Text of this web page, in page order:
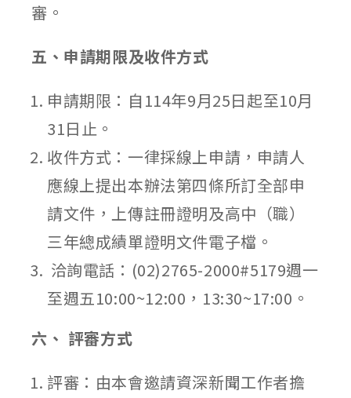
審。
五、申請期限及收件方式
申請期限：自114年9月25日起至10月
31日止。
收件方式：一律採線上申請，申請人
應線上提出本辦法第四條所訂全部申
請文件，上傳註冊證明及高中（職）
三年總成績單證明文件電子檔。
洽詢電話：(02)2765-2000#5179週一
至週五10:00~12:00，13:30~17:00。
六、 評審方式
評審：由本會邀請資深新聞工作者擔